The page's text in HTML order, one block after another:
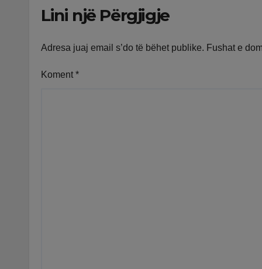
Lini një Përgjigje
Adresa juaj email s’do të bëhet publike. Fushat e
Koment *